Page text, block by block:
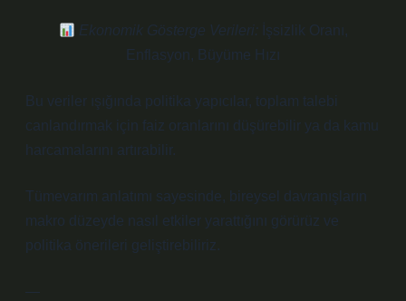
Ekonomik Gösterge Verileri: İşsizlik Oranı,
Enflasyon, Büyüme Hızı
Bu veriler ışığında politika yapıcılar, toplam talebi
canlandırmak için faiz oranlarını düşürebilir ya da kamu
harcamalarını artırabilir.
Tümevarım anlatımı sayesinde, bireysel davranışların
makro düzeyde nasıl etkiler yarattığını görürüz ve
politika önerileri geliştirebiliriz.
—